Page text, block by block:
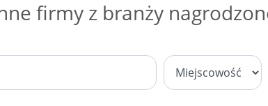
firmy z branży